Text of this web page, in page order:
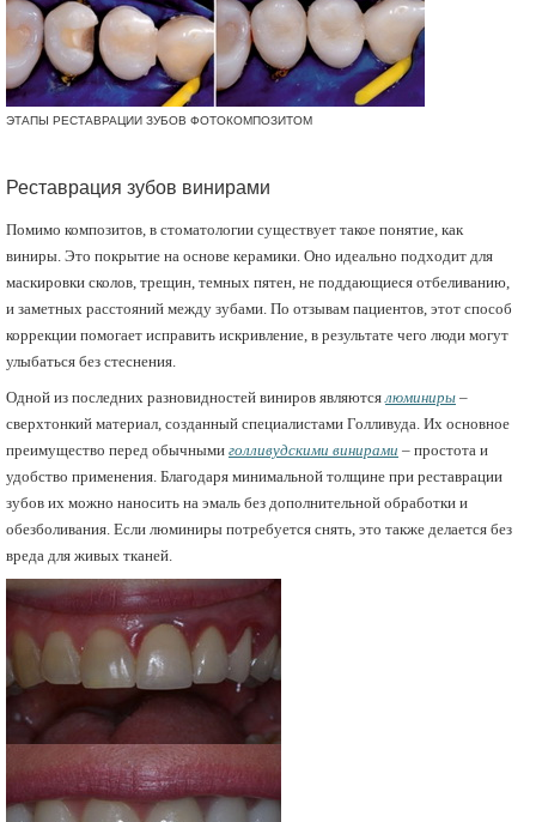
ЭТАПЫ РЕСТАВРАЦИИ ЗУБОВ ФОТОКОМПОЗИТОМ
Реставрация зубов винирами
Помимо композитов, в стоматологии существует такое понятие, как
виниры. Это покрытие на основе керамики. Оно идеально подходит для
маскировки сколов, трещин, темных пятен, не поддающиеся отбеливанию,
и заметных расстояний между зубами. По отзывам пациентов, этот способ
коррекции помогает исправить искривление, в результате чего люди могут
улыбаться без стеснения.
Одной из последних разновидностей виниров являютсялюминиры –
сверхтонкий материал, созданный специалистами Голливуда. Их основное
преимущество перед обычными голливудскими винирами – простота и
удобство применения. Благодаря минимальной толщине при реставрации
зубов их можно наносить на эмаль без дополнительной обработки и
обезболивания. Если люминиры потребуется снять, это также делается без
вреда для живых тканей.